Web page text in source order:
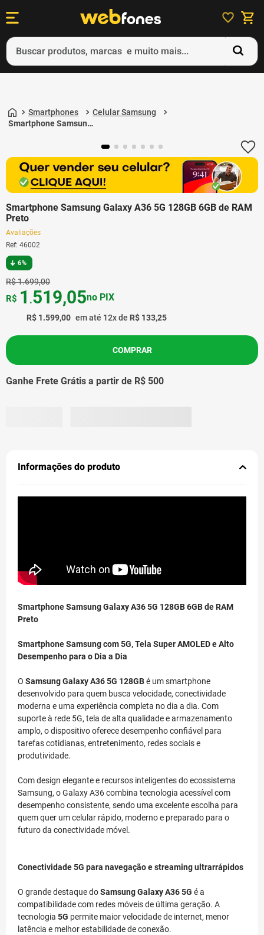
Buscar produtos, marcas e muito mais...
Smartphones
Celular Samsung
Smartphone Samsung
Smartphone Samsung Galaxy A36 5G 128GB 6GB de RAM
Preto
Avaliações
Ref: 46002
6%
R$1.699,00
R$ 1.599,00 em até 12x de R$ 133,25
R$ 1 .519,05no PIX
COMPRAR
Ganhe Frete Grátis a partir de R$ 500
Informações do produto
Smartphone Samsung Galaxy A36 5G 128GB 6GB de RAM
Preto
Smartphone Samsung com 5G, Tela Super AMOLED e Alto
Desempenho para o Dia a Dia
O Samsung Galaxy A36 5G 128GBé um smartphone
desenvolvido para quem busca velocidade, conectividade
moderna e uma experiência completa no dia a dia. Com
suporte à rede 5G, tela de alta qualidade e armazenamento
amplo, o dispositivo oferece desempenho confiável para
tarefas cotidianas, entretenimento, redes sociais e
produtividade.
Com design elegante e recursos inteligentes do ecossistema
Samsung, o Galaxy A36 combina tecnologia acessível com
desempenho consistente, sendo uma excelente escolha para
quem quer um celular rápido, moderno e preparado para o
futuro da conectividade móvel.
Conectividade 5G para navegação e streaming ultrarrápidos
O grande destaque doSamsung Galaxy A36 5G é a
compatibilidade com redes móveis de última geração. A
tecnologia 5G permite maior velocidade de internet, menor
latência e melhor estabilidade de conexão.
2º
gift card
4º
ps4
5º notebook